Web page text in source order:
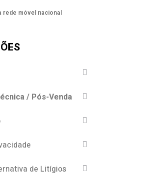
rede móvel nacional
/ Pós-Venda
de Litígios